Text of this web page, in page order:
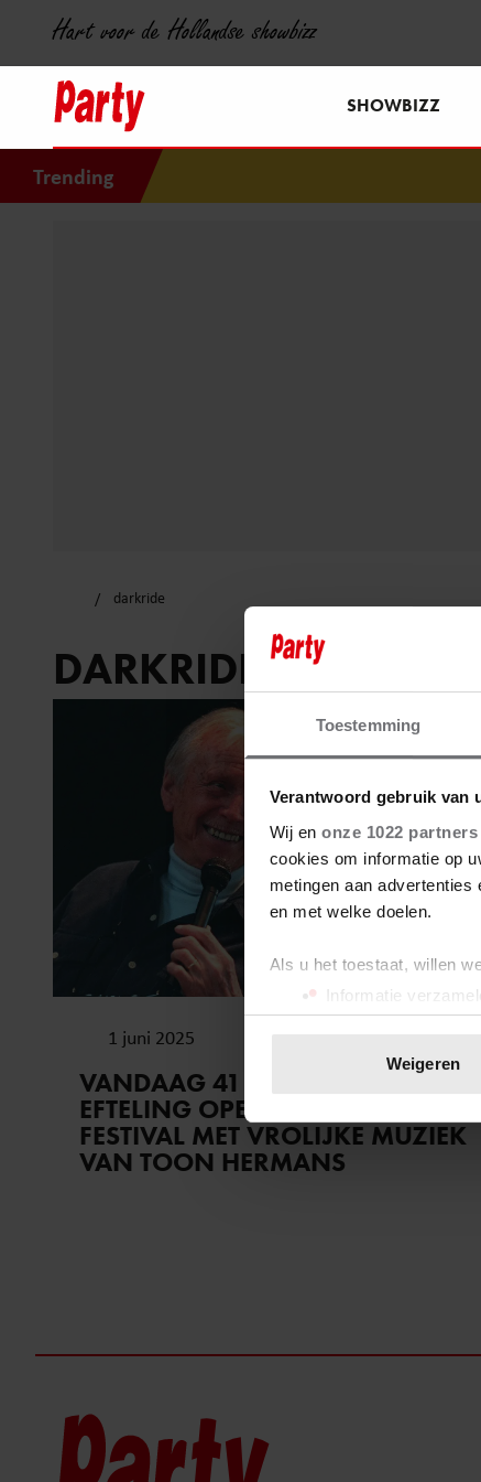
Toestemming
Verantwoord gebruik van
Wij en onze 1022 partners
cookies om informatie op
metingen aan
en met welke doelen.
Als u het toestaat, willen
Informatie
Uw apparaat
toestemming op elk
We gebruiken cookies om
websiteverkeer te
Weigeren
Hart voor de Hollandse showbizz
SHOWBIZZ
Trending
darkride
DARKRIDE
1 juni 2025
VANDAAG 41 JAAR GELEDEN: DE
EFTELING OPENDE CARNAVAL
FESTIVAL MET VROLIJKE MUZIEK
VAN TOON HERMANS